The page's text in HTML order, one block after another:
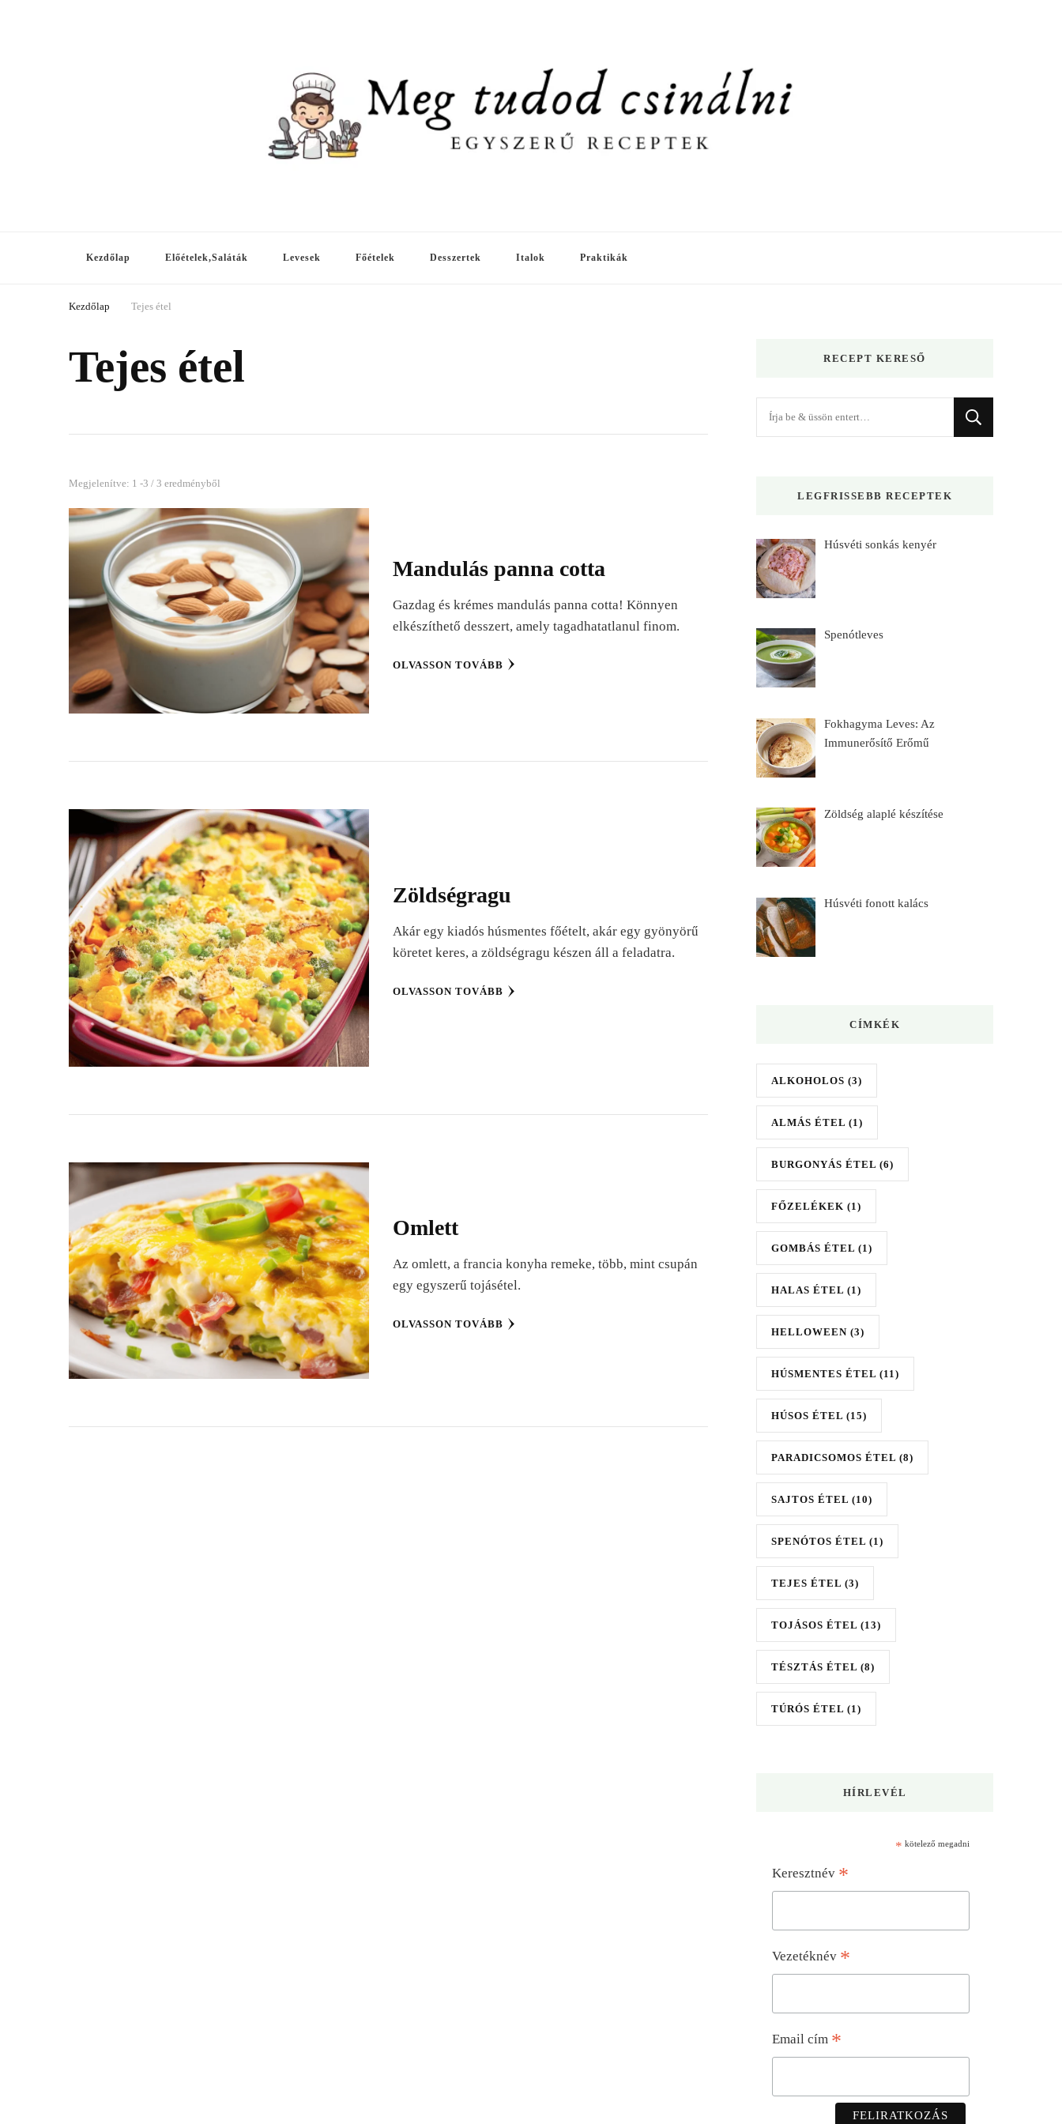
Kezdőlap Előételek,Saláták Levesek Főételek Desszertek Italok Praktikák
Kezdőlap Tejes étel
Tejes étel
Megjelenítve: 1 -3 / 3 eredményből
Mandulás panna cotta
Gazdag és krémes mandulás panna cotta! Könnyen
elkészíthető desszert, amely tagadhatatlanul finom.
OLVASSON TOVÁBB
Zöldségragu
Akár egy kiadós húsmentes főételt, akár egy gyönyörű
köretet keres, a zöldségragu készen áll a feladatra.
OLVASSON TOVÁBB
Omlett
Az omlett, a francia konyha remeke, több, mint csupán
egy egyszerű tojásétel.
OLVASSON TOVÁBB
RECEPT KERESŐ
Keres
LEGFRISSEBB RECEPTEK
Húsvéti sonkás kenyér
Spenótleves
Fokhagyma Leves: Az
Immunerősítő Erőmű
Zöldség alaplé készítése
Húsvéti fonott kalács
CÍMKÉK
ALKOHOLOS (3)
ALMÁS ÉTEL (1)
BURGONYÁS ÉTEL (6)
FŐZELÉKEK (1)
GOMBÁS ÉTEL (1)
HALAS ÉTEL (1)
HELLOWEEN (3)
HÚSMENTES ÉTEL (11)
HÚSOS ÉTEL (15)
PARADICSOMOS ÉTEL (8)
SAJTOS ÉTEL (10)
SPENÓTOS ÉTEL (1)
TEJES ÉTEL (3)
TOJÁSOS ÉTEL (13)
TÉSZTÁS ÉTEL (8)
TÚRÓS ÉTEL (1)
HÍRLEVÉL
* kötelező megadni
Keresztnév *
Vezetéknév *
Email cím *